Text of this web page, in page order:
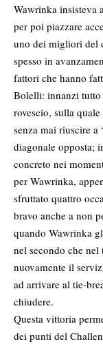
Wawrinka insisteva
per poi piazzare
uno dei migliori del
spesso in
fattori che hanno
Bolelli: innanzi tutto
rovescio, sulla
senza mai riuscire a
diagonale opposta;
concreto nei
per Wawrinka,
sfruttato quattro
bravo anche a non
quando Wawrinka
nel secondo che
nuovamente il
ad arrivare al tie-
chiudere.
Questa vittoria
dei punti del